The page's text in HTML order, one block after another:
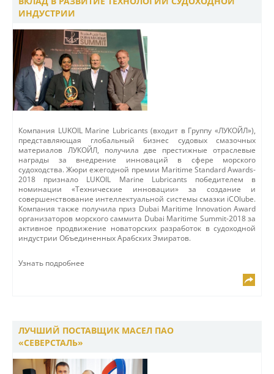
ИНДУСТРИИ
Компания LUKOIL Marine Lubricants (входит в Группу «ЛУКОЙЛ»),
представляющая глобальный бизнес судовых смазочных
материалов ЛУКОЙЛ, получила две престижные отраслевые
награды за внедрение инноваций в сфере морского
судоходства. Жюри ежегодной премии Maritime Standard Awards-
2018 признало LUKOIL Marine Lubricants победителем в
номинации «Технические инновации» за создание и
совершенствование интеллектуальной системы смазки iCOlube.
Компания также получила приз Dubai Maritime Innovation Award
организаторов морского саммита Dubai Maritime Summit-2018 за
активное продвижение новаторских разработок в судоходной
индустрии Объединенных Арабских Эмиратов.
Узнать подробнее
ЛУЧШИЙ ПОСТАВЩИК МАСЕЛ ПАО
«СЕВЕРСТАЛЬ»